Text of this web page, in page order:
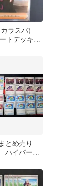
ラスバ)
トデッキ
とめ売り
イパーボ